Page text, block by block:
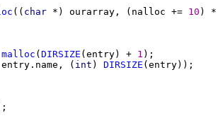
(( char *) ourarray, (nalloc += 10 ) *
malloc ( DIRSIZE (entry) + 1
( int ) DIRSIZE